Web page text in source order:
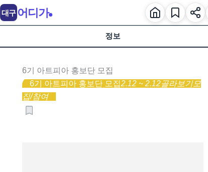
정보
6기 아트피아 홍보단 모집
6기 아트피아 홍보단 모집2.12 ~ 2.12골라보기모
집/참여
대구 어디가